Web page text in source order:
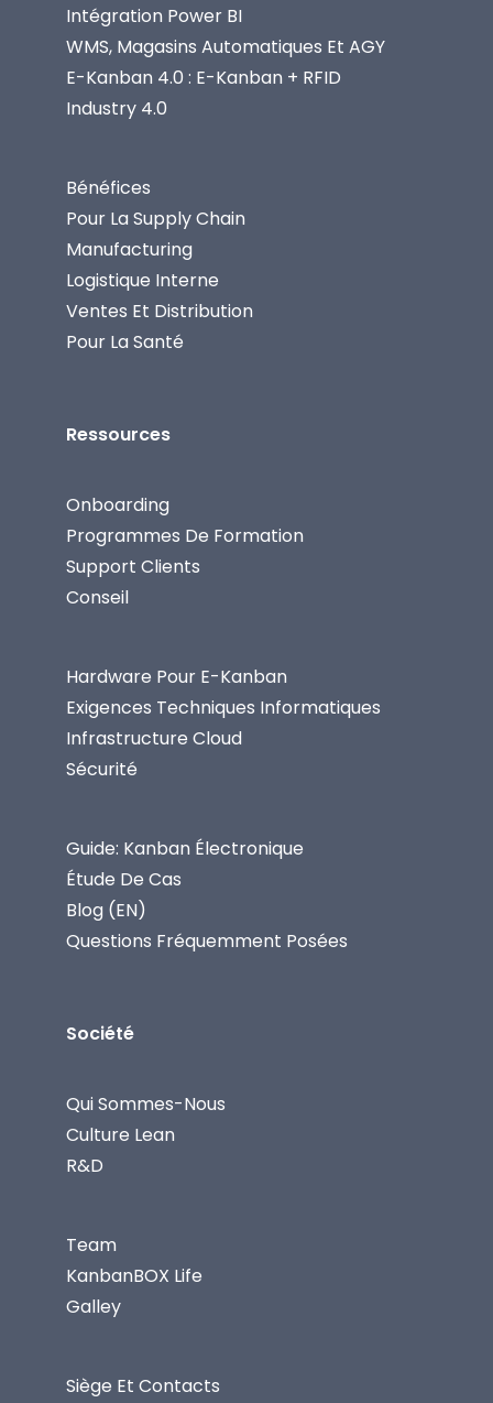
Intégration Power BI
WMS, Magasins Automatiques Et AGY
E-Kanban 4.0 : E-Kanban + RFID
Industry 4.0
Bénéfices
Pour La Supply Chain
Manufacturing
Logistique Interne
Ventes Et Distribution
Pour La Santé
Ressources
Onboarding
Programmes De Formation
Support Clients
Conseil
Hardware Pour E-Kanban
Exigences Techniques Informatiques
Infrastructure Cloud
Sécurité
Guide: Kanban Électronique
Étude De Cas
Blog (EN)
Questions Fréquemment Posées
Société
Qui Sommes-Nous
Culture Lean
R&D
Team
KanbanBOX Life
Galley
Siège Et Contacts